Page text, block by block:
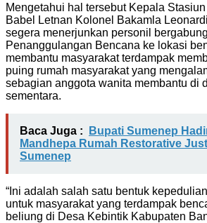
Mengetahui hal tersebut Kepala
Babel Letnan Kolonel Bakamla
segera menerjunkan personil
Penanggulangan Bencana ke lokasi
membantu masyarakat terdampak
puing rumah masyarakat yang
sebagian anggota wanita membantu di
sementara.
Baca Juga :
Bupati Sumenep
Mandhepa Rumah Restorative
Sumenep
“Ini adalah salah satu bentuk
untuk masyarakat yang terdampak
beliung di Desa Kebintik Kabupaten